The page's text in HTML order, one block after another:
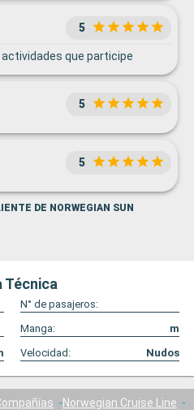
5
que participe
5
5
DE NORWEGIAN SUN
Técnica
N° de pasajeros:
Manga:
m
Velocidad: Nudos
Norwegian Cruise Line